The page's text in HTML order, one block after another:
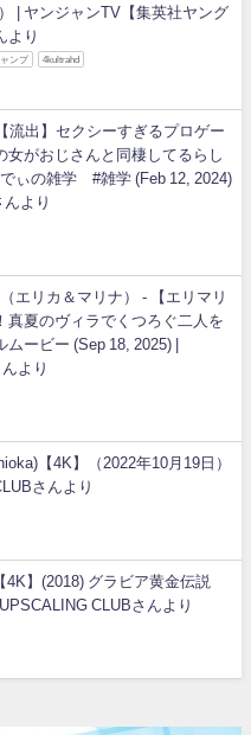
| ヤンジャンTV【集英社ヤング
より
ンプ 4kultrahd
流出】セクシーすぎるプロゲー
女がおじさんと同棲してるらし
ぃの雑学 #雑学 (Feb 12, 2024)
んより
エリカ＆マリナ） - 【エリマリ
真夏のヴィラでくつろぐ二人を
ービー (Sep 18, 2025) |
より
【4K】（2022年10月19日）
さんより
4K】(2018) グラビア黄金伝説
CLUBさんより